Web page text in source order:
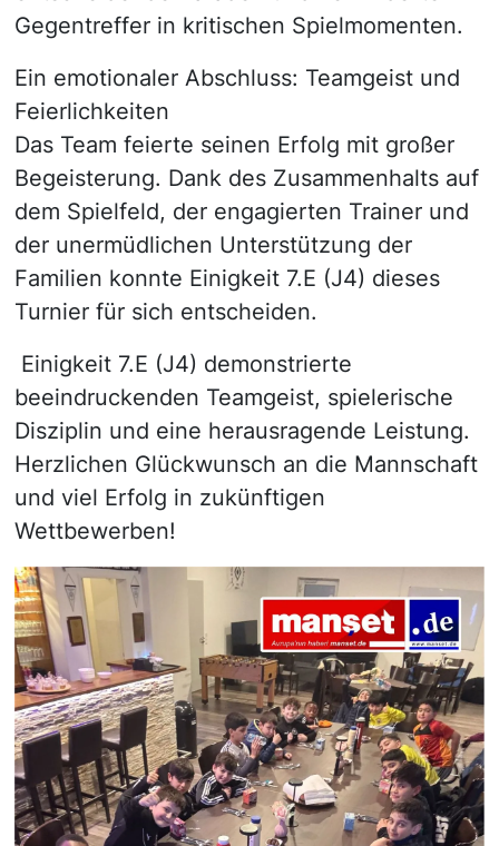
Gegentreffer in kritischen Spielmomenten.
Ein emotionaler Abschluss: Teamgeist und
Feierlichkeiten
Das Team feierte seinen Erfolg mit großer
Begeisterung. Dank des Zusammenhalts auf
dem Spielfeld, der engagierten Trainer und
der unermüdlichen Unterstützung der
Familien konnte Einigkeit 7.E (J4) dieses
Turnier für sich entscheiden.
Einigkeit 7.E (J4) demonstrierte
beeindruckenden Teamgeist, spielerische
Disziplin und eine herausragende Leistung.
Herzlichen Glückwunsch an die Mannschaft
und viel Erfolg in zukünftigen
Wettbewerben!